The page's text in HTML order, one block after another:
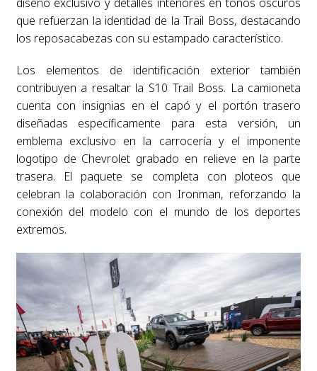
que refuerzan la identidad de la Trail Boss, destacando
los reposacabezas con su estampado característico.
Los elementos de identificación exterior también
contribuyen a resaltar la S10 Trail Boss. La camioneta
cuenta con insignias en el capó y el portón trasero
diseñadas específicamente para esta versión, un
emblema exclusivo en la carrocería y el imponente
logotipo de Chevrolet grabado en relieve en la parte
trasera. El paquete se completa con ploteos que
celebran la colaboración con Ironman, reforzando la
conexión del modelo con el mundo de los deportes
extremos.